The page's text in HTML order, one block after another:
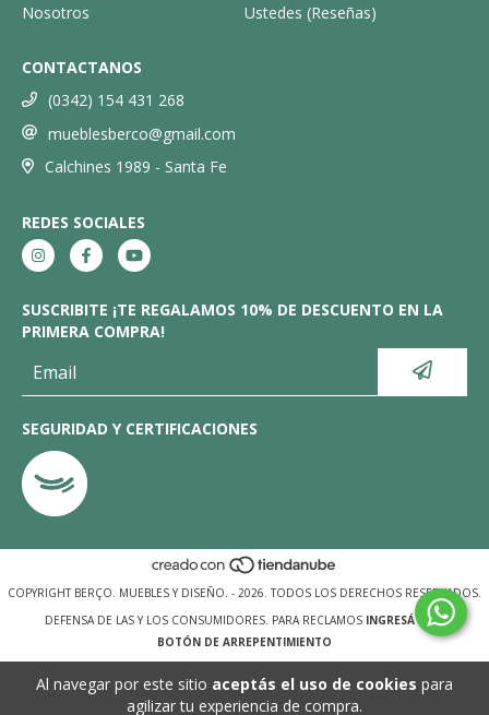
Al navegar por este sitio aceptás el uso de cookies para
agilizar tu experiencia de compra.
Nosotros Ustedes (Reseñas)
CONTACTANOS
(0342) 154 431 268
mueblesberco@gmail.com
Calchines 1989 - Santa Fe
REDES SOCIALES
SUSCRIBITE ¡TE REGALAMOS 10% DE DESCUENTO EN LA
PRIMERA COMPRA!
SEGURIDAD Y CERTIFICACIONES
COPYRIGHT BERÇO. MUEBLES Y DISEÑO. - 2026. TODOS LOS DERECHOS RESERVADOS.
DEFENSA DE LAS Y LOS CONSUMIDORES. PARA RECLAMOS INGRESÁ ACÁ.
BOTÓN DE ARREPENTIMIENTO